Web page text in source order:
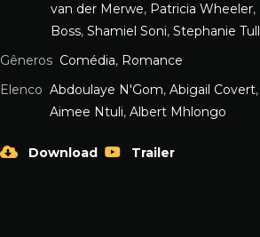
van der Merwe, Patricia Wheeler,
Boss, Shamiel Soni, Stephanie Tull
Gêneros Comédia, Romance
Elenco Abdoulaye N'Gom, Abigail Covert,
Aimee Ntuli, Albert Mhlongo
Download Trailer